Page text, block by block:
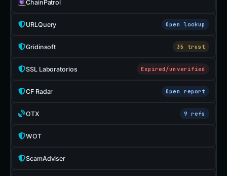
ChainPatrol
URLQuery Open lookup
Gridinsoft 35 trust
SSL Laboratorios Expired/unverified
CF Radar Open report
OTX 9 refs
WOT
ScamAdviser